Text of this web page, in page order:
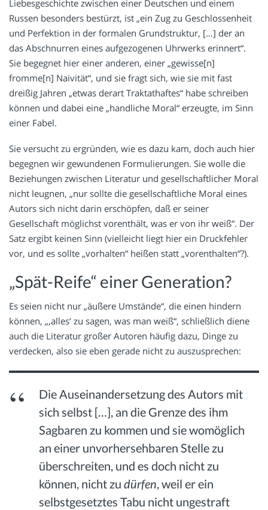
Liebesgeschichte zwischen einer Deutschen und einem
Russen besonders bestürzt, ist „ein Zug zu Geschlossenheit
und Perfektion in der formalen Grundstruktur, […] der an
das Abschnurren eines aufgezogenen Uhrwerks erinnert“.
Sie begegnet hier einer anderen, einer „gewisse[n]
fromme[n] Naivität“, und sie fragt sich, wie sie mit fast
dreißig Jahren „etwas derart Traktathaftes“ habe schreiben
können und dabei eine „handliche Moral“ erzeugte, im Sinn
einer Fabel.
Sie versucht zu ergründen, wie es dazu kam, doch auch hier
begegnen wir gewundenen Formulierungen. Sie wolle die
Beziehungen zwischen Literatur und gesellschaftlicher Moral
nicht leugnen, „nur sollte die gesellschaftliche Moral eines
Autors sich nicht darin erschöpfen, daß er seiner
Gesellschaft möglichst vorenthält, was er von ihr weiß“. Der
Satz ergibt keinen Sinn (vielleicht liegt hier ein Druckfehler
vor, und es sollte „vorhalten“ heißen statt „vorenthalten“?).
„Spät-Reife“ einer Generation?
Es seien nicht nur „äußere Umstände“, die einen hindern
können, „‚alles‘ zu sagen, was man weiß“, schließlich diene
auch die Literatur großer Autoren häufig dazu, Dinge zu
verdecken, also sie eben gerade nicht zu auszusprechen:
Die Auseinandersetzung des Autors mit
sich selbst […], an die Grenze des ihm
Sagbaren zu kommen und sie womöglich
an einer unvorhersehbaren Stelle zu
überschreiten, und es doch nicht zu
können, nicht zudürfen, weil er ein
selbstgesetztes Tabu nicht ungestraft